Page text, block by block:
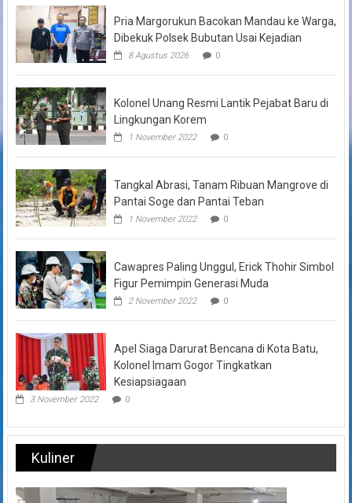
Pria Margorukun Bacokan Mandau ke Warga,
Dibekuk Polsek Bubutan Usai Kejadian
8 Agustus 2026 0
Kolonel Unang Resmi Lantik Pejabat Baru di
Lingkungan Korem
1 November 2022 0
Tangkal Abrasi, Tanam Ribuan Mangrove di
Pantai Soge dan Pantai Teban
1 November 2022 0
Cawapres Paling Unggul, Erick Thohir Simbol
Figur Pemimpin Generasi Muda
2 November 2022 0
Apel Siaga Darurat Bencana di Kota Batu,
Kolonel Imam Gogor Tingkatkan
Kesiapsiagaan
3 November 2022 0
Kuliner